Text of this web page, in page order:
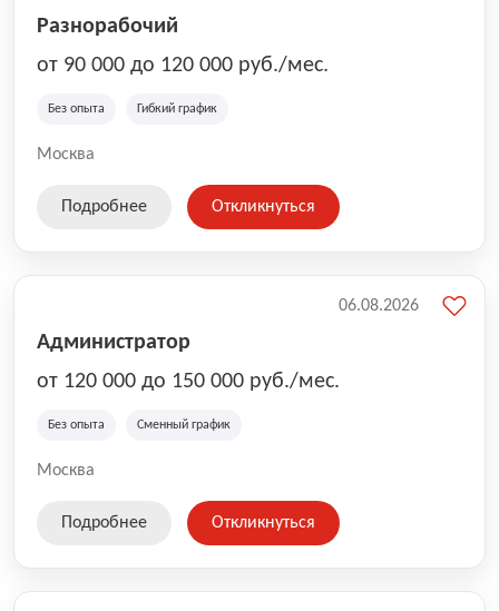
команды 24/7. Присоединяйтесь к Ozon Маркет —
Разнорабочий
от 90 000 до 120 000 руб./мес.
Без опыта Гибкий график
Москва
Подробнее Откликнуться
Администратор
от 120 000 до 150 000 руб./мес.
Без опыта Сменный график
Москва
06.08.2026
Подробнее Откликнуться